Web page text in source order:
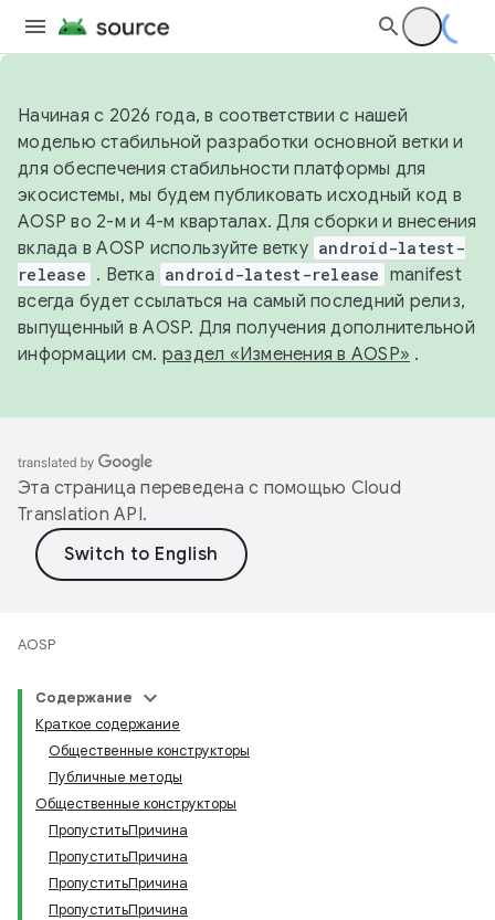
Начиная с 2026 года, в соответствии с нашей
моделью стабильной разработки основной ветки и
для обеспечения стабильности платформы для
экосистемы, мы будем публиковать исходный код в
AOSP во 2-м и 4-м кварталах. Для сборки и внесения
вклада в AOSP используйте ветку android-latest-
release . Ветка android-latest-release manifest
всегда будет ссылаться на самый последний релиз,
выпущенный в AOSP. Для получения дополнительной
информации см. раздел «Изменения в AOSP» .
Эта страница переведена с помощью Cloud
Translation API.
AOSP
Содержание
Краткое содержание
Общественные конструкторы
Публичные методы
Общественные конструкторы
ПропуститьПричина
ПропуститьПричина
ПропуститьПричина
ПропуститьПричина